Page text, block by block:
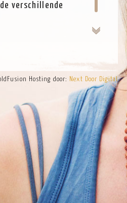
verschillende
Hosting door: Next Door Digital